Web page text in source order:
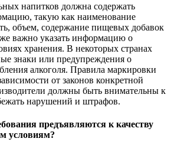
напитков должна содержать
такую как наименование
объем, содержание пищевых добавок
важно указать информацию о
хранения. В некоторых странах
знаки или предупреждения о
алкоголя. Правила маркировки
от законов конкретной
должны быть внимательны к
нарушений и штрафов.
предъявляются к качеству
условиям?